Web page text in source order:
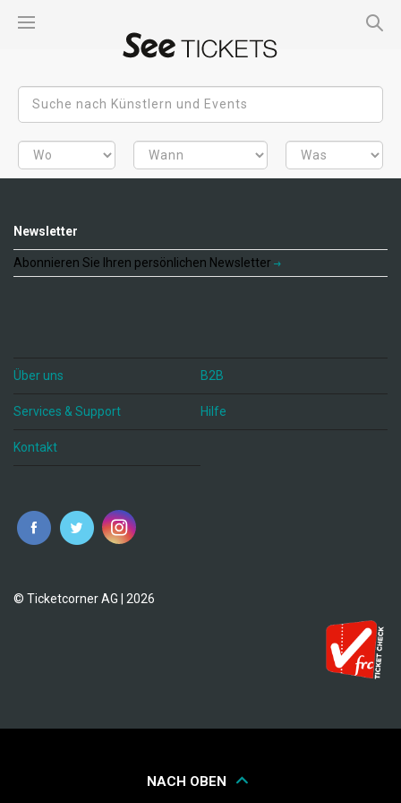
Newsletter
Abonnieren Sie Ihren persönlichen Newsletter
Über uns B2B
Services & Support Hilfe
Kontakt
© Ticketcorner AG | 2026
NACH OBEN